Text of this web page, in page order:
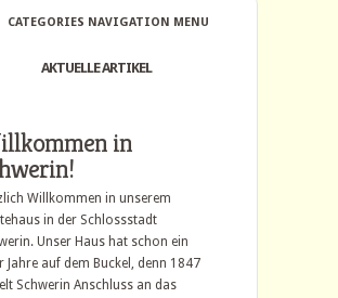
CATEGORIES NAVIGATION MENU
AKTUELLE ARTIKEL
in
Willkommen in unserem
in der Schlossstadt
Unser Haus hat schon ein
Jahre auf dem Buckel, denn 1847
Schwerin Anschluss an das